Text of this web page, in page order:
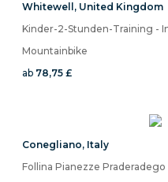
Whitewell , United Kingdom
Mountainbike
ab 78,75 £
Conegliano, Italy